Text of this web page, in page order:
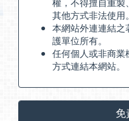
其他方式非法使用。
本網站外連連結
護單位所有。
任何個人或非商
方式連結本網站。
免